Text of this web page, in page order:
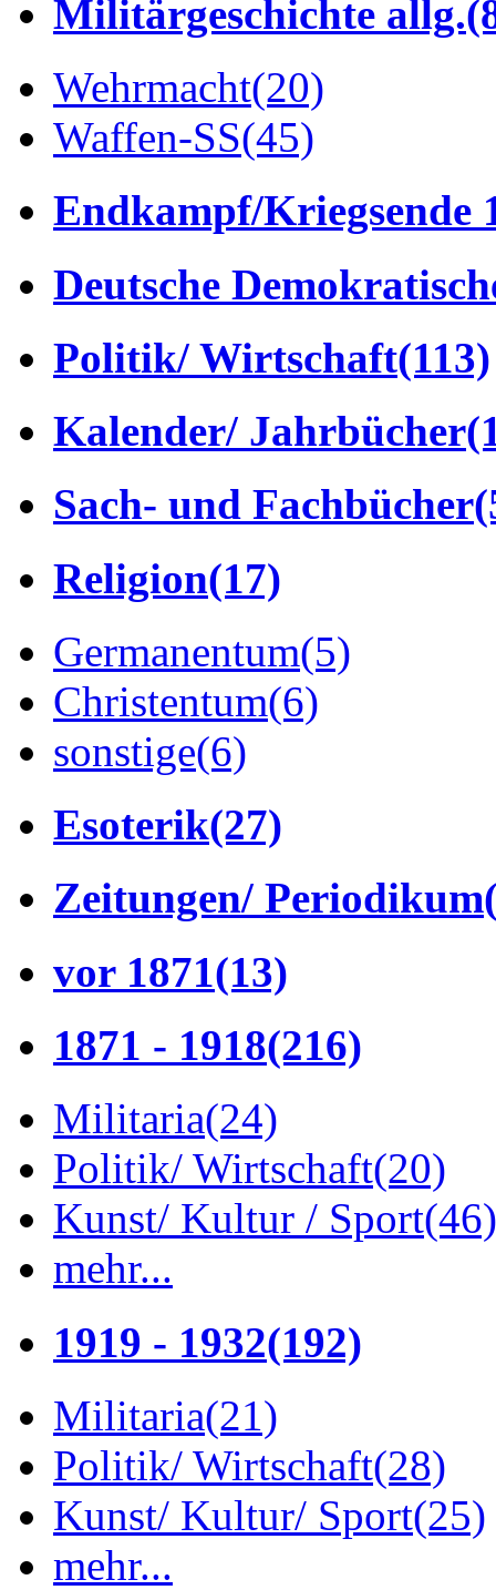
Militärgeschichte allg.
Wehrmacht(20)
Waffen-SS(45)
Endkampf/Kriegsende
Deutsche
Politik/ Wirtschaft(113)
Kalender/ Jahrbücher
Sach- und Fachbücher
Religion(17)
Germanentum(5)
Christentum(6)
sonstige(6)
Esoterik(27)
Zeitungen/ Periodikum
vor 1871(13)
1871 - 1918(216)
Militaria(24)
Politik/ Wirtschaft(20)
Kunst/ Kultur / Sport(46)
mehr...
1919 - 1932(192)
Militaria(21)
Politik/ Wirtschaft(28)
Kunst/ Kultur/ Sport(25)
mehr...